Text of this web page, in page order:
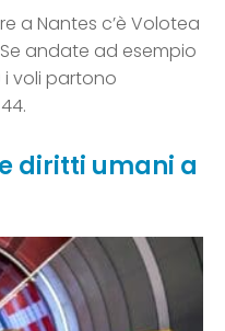
a Nantes c’è Volotea
andate ad esempio
i voli partono
diritti umani a